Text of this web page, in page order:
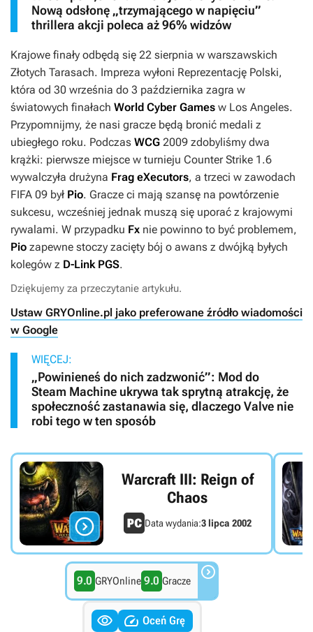
Nową odsłonę „trzymającego w napięciu”
thrillera akcji poleca aż 96% widzów
Krajowe finały odbędą się 22 sierpnia w warszawskich
Złotych Tarasach. Impreza wyłoni Reprezentację Polski,
która od 30 września do 3 października zagra w
światowych finałach World Cyber Games w Los Angeles.
Przypomnijmy, że nasi gracze będą bronić medali z
ubiegłego roku. Podczas WCG 2009 zdobyliśmy dwa
krążki: pierwsze miejsce w turnieju Counter Strike 1.6
wywalczyła drużyna Frag eXecutors, a trzeci w zawodach
FIFA 09 był Pio. Gracze ci mają szansę na powtórzenie
sukcesu, wcześniej jednak muszą się uporać z krajowymi
rywalami. W przypadku Fx nie powinno to być problemem,
Pio zapewne stoczy zacięty bój o awans z dwójką byłych
kolegów z D-Link PGS.
Dziękujemy za przeczytanie artykułu.
Ustaw GRYOnline.pl jako preferowane źródło wiadomości
w Google
WIĘCEJ:
„Powinieneś do nich zadzwonić”: Mod do
Steam Machine ukrywa tak sprytną atrakcję, że
społeczność zastanawia się, dlaczego Valve nie
robi tego w ten sposób

Warcraft III: Reign of
Chaos
Data wydania:3 lipca 2002
9.0 GRYOnline 9.0 Gracze 
  Oceń Grę